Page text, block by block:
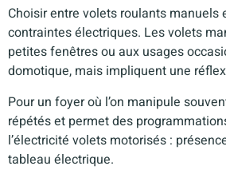
Choisir entre volets roulants
contraintes électriques. Les volets
petites fenêtres ou aux usages
domotique, mais impliquent une
Pour un foyer où l’on manipule
répétés et permet des
l’électricité volets motorisés :
tableau électrique.